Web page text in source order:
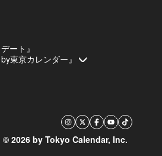
ート』
東京カレンダー』
© 2026 by Tokyo Calendar, Inc.